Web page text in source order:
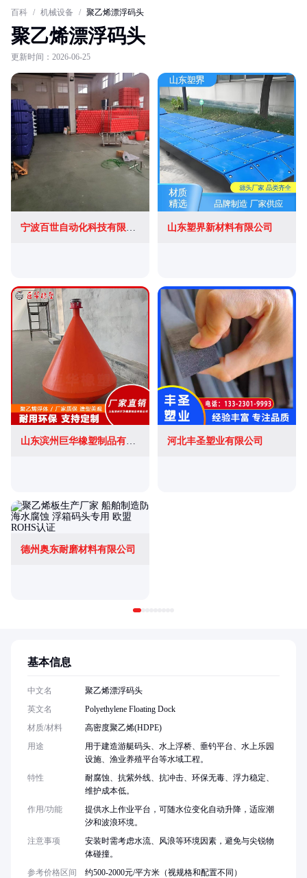
百科 / 机械设备 / 聚乙烯漂浮码头
聚乙烯漂浮码头
更新时间：2026-06-25
宁波百世自动化科技有限公司 山东塑界新材料有限公司
山东滨州巨华橡塑制品有限公司 河北丰圣塑业有限公司
德州奥东耐磨材料有限公司
基本信息
中文名
聚乙烯漂浮码头
英文名
Polyethylene Floating Dock
材质/材料
高密度聚乙烯(HDPE)
用途
用于建造游艇码头、水上浮桥、垂钓平台、水上乐园
设施、渔业养殖平台等水域工程。
特性
耐腐蚀、抗紫外线、抗冲击、环保无毒、浮力稳定、
维护成本低。
作用/功能
提供水上作业平台，可随水位变化自动升降，适应潮
汐和波浪环境。
注意事项
安装时需考虑水流、风浪等环境因素，避免与尖锐物
体碰撞。
参考价格区间
约500-2000元/平方米（视规格和配置不同）